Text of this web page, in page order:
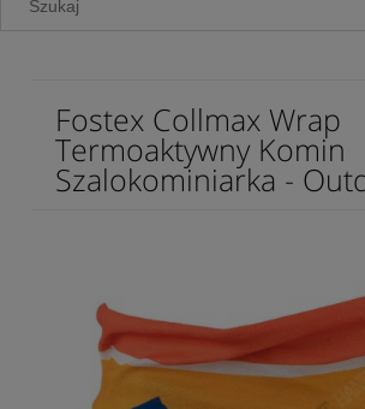
Fostex Collmax Wrap
Termoaktywny Komin
Szalokominiarka -